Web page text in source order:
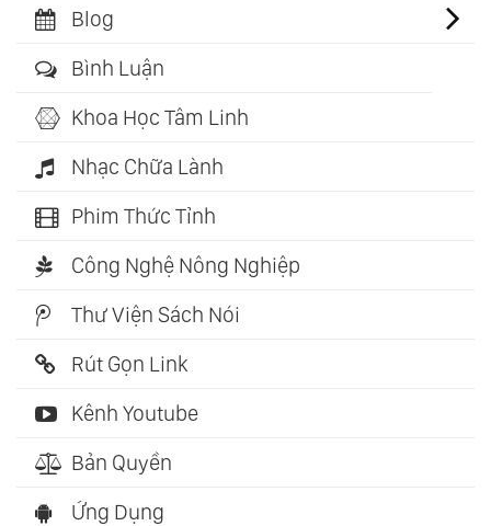
Blog
Bình Luận
Khoa Học Tâm Linh
Nhạc Chữa Lành
Phim Thức Tỉnh
Công Nghệ Nông Nghiệp
Thư Viện Sách Nói
Rút Gọn Link
Kênh Youtube
Bản Quyền
Ứng Dụng